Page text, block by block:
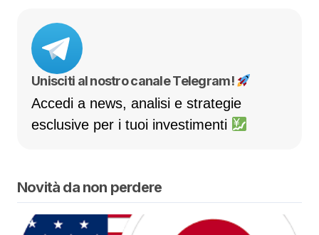
Unisciti al nostro canale Telegram!
Accedi a news, analisi e strategie
esclusive per i tuoi investimenti
Novità da non perdere